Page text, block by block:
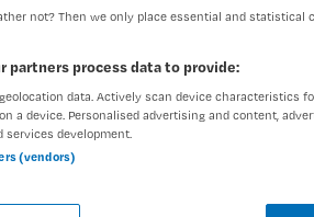
baan, maar aan een
wat jij belangrijk vindt in je
met je mee.
not? Then we only place essential and statistical
partners process data to provide:
data. Actively scan device characteristics
a device. Personalised advertising and content,
services development.
(vendors)